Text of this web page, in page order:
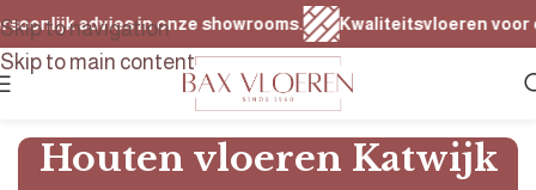
Skip to navigation
Skip to main content
advies in onze showrooms. Kwaliteitsvloeren voor elk
Houten vloeren Katwijk